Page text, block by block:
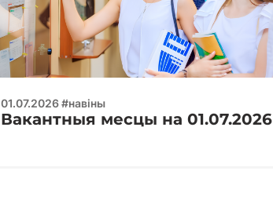
01.07.2026 #навіны
Вакантныя месцы на 01.07.2026